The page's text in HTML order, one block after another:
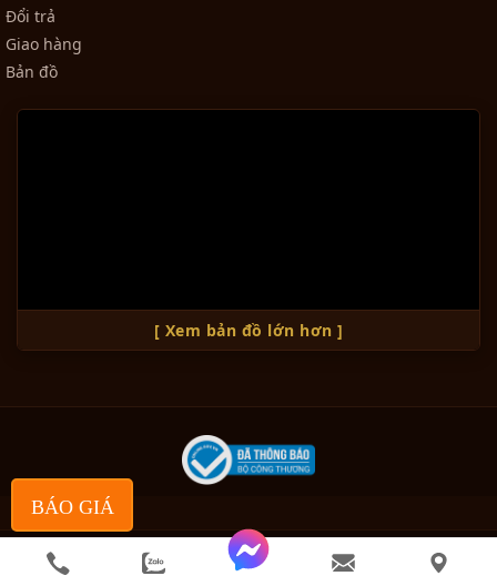
Đổi trả
Giao hàng
Bản đồ
[ Xem bản đồ lớn hơn ]
© Bản quyền thuộc về Đồ Đồng Thành Phát
BÁO GIÁ